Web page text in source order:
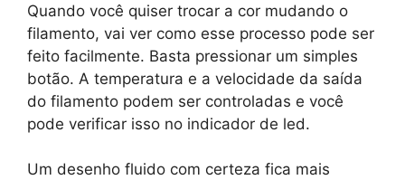
Quando você quiser trocar a cor mudando o
filamento, vai ver como esse processo pode ser
feito facilmente. Basta pressionar um simples
botão. A temperatura e a velocidade da saída
do filamento podem ser controladas e você
pode verificar isso no indicador de led.
Um desenho fluido com certeza fica mais